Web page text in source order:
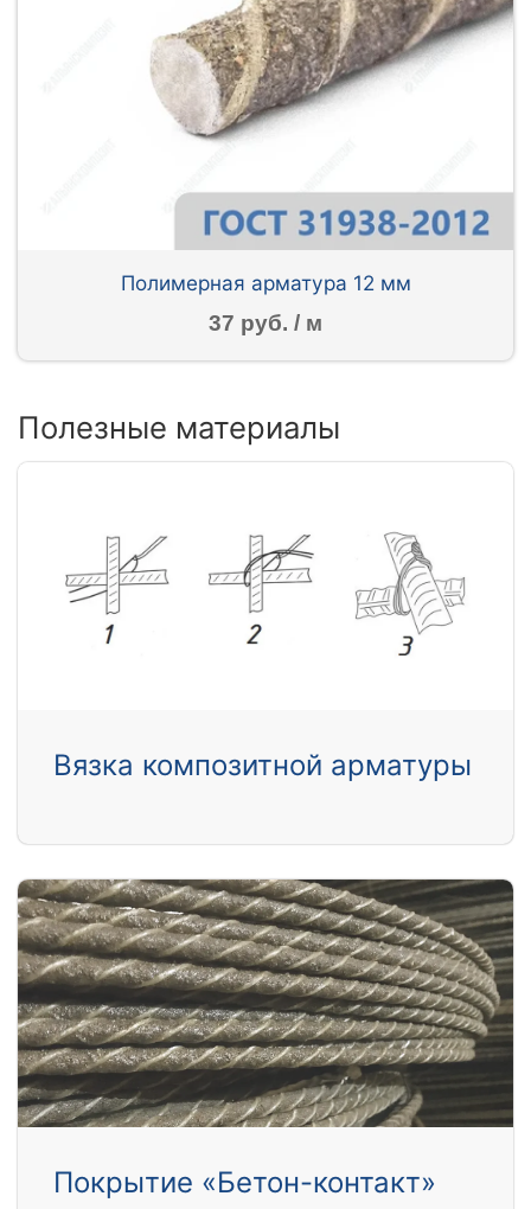
Полимерная арматура 12 мм
37 руб. / м
Полезные материалы
Вязка композитной арматуры
Покрытие «Бетон-контакт»